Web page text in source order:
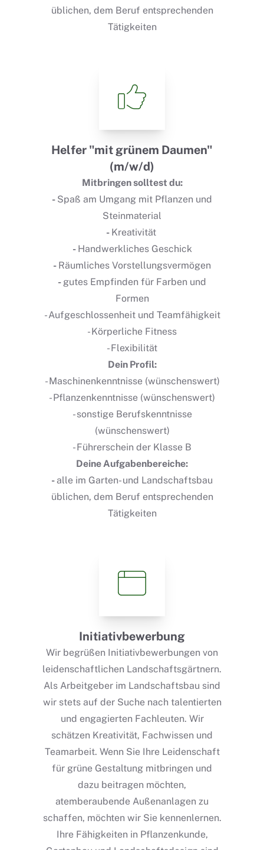
üblichen, dem Beruf entsprechenden
Tätigkeiten
Helfer "mit grünem Daumen"
(m/w/d)
Mitbringen solltest du:
- Spaß am Umgang mit Pflanzen und
Steinmaterial
- Kreativität
- Handwerkliches Geschick
- Räumliches Vorstellungsvermögen
- gutes Empfinden für Farben und
Formen
- Aufgeschlossenheit und Teamfähigkeit
- Körperliche Fitness
- Flexibilität
Dein Profil:
- Maschinenkenntnisse (wünschenswert)
- Pflanzenkenntnisse (wünschenswert)
- sonstige Berufskenntnisse
(wünschenswert)
- Führerschein der Klasse B
Deine Aufgabenbereiche:
- alle im Garten- und Landschaftsbau
üblichen, dem Beruf entsprechenden
Tätigkeiten
Initiativbewerbung
Wir begrüßen Initiativbewerbungen von
leidenschaftlichen Landschaftsgärtnern.
Als Arbeitgeber im Landschaftsbau sind
wir stets auf der Suche nach talentierten
und engagierten Fachleuten. Wir
schätzen Kreativität, Fachwissen und
Teamarbeit. Wenn Sie Ihre Leidenschaft
für grüne Gestaltung mitbringen und
dazu beitragen möchten,
atemberaubende Außenanlagen zu
schaffen, möchten wir Sie kennenlernen.
Ihre Fähigkeiten in Pflanzenkunde,